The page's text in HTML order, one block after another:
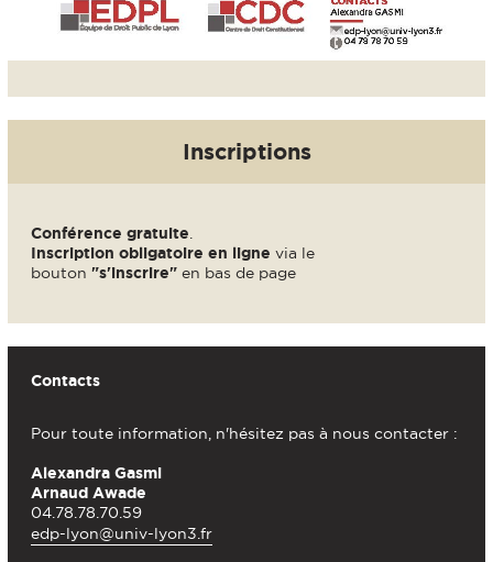
Inscriptions
Conférence gratuite.
Inscription obligatoire en ligne via le
bouton "s'inscrire" en bas de page
Contacts
Pour toute information, n'hésitez pas à nous contacter :
Alexandra Gasmi
Arnaud Awade
04.78.78.70.59
edp-lyon@univ-lyon3.fr